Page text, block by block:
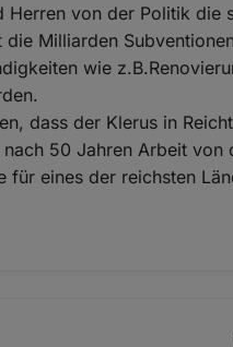
Herren von der Politik die
Milliarden
wie
dass der Klerus in
50 Jahren Arbeit von
für eines der reichsten